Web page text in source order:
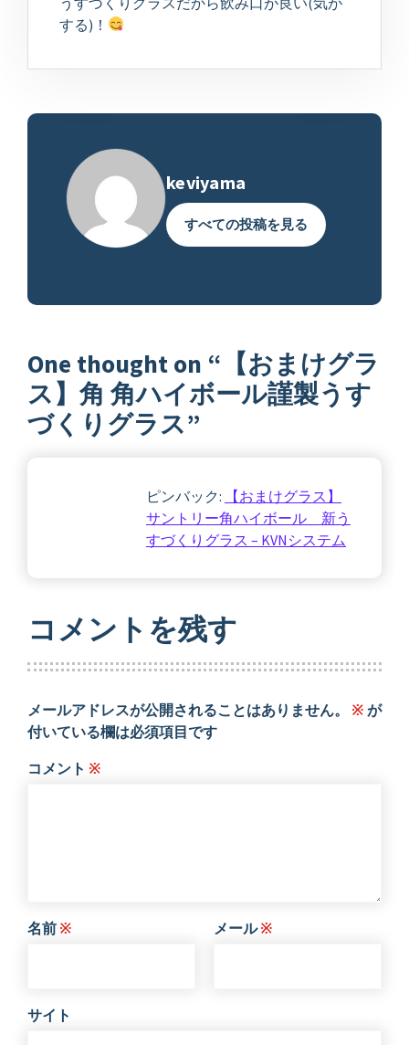
する)！
keviyama
すべての投稿を見る
One thought on “ 【おまけグラ
ス】角 角ハイボール謹製うす
づくりグラス”
ピンバック:
【おまけグラス】
サントリー角ハイボール 新う
すづくりグラス – KVNシステム
コメントを残す
メールアドレスが公開されることはありません。 ※ が
付いている欄は必須項目です
コメント ※
名前 ※ メール※
サイト